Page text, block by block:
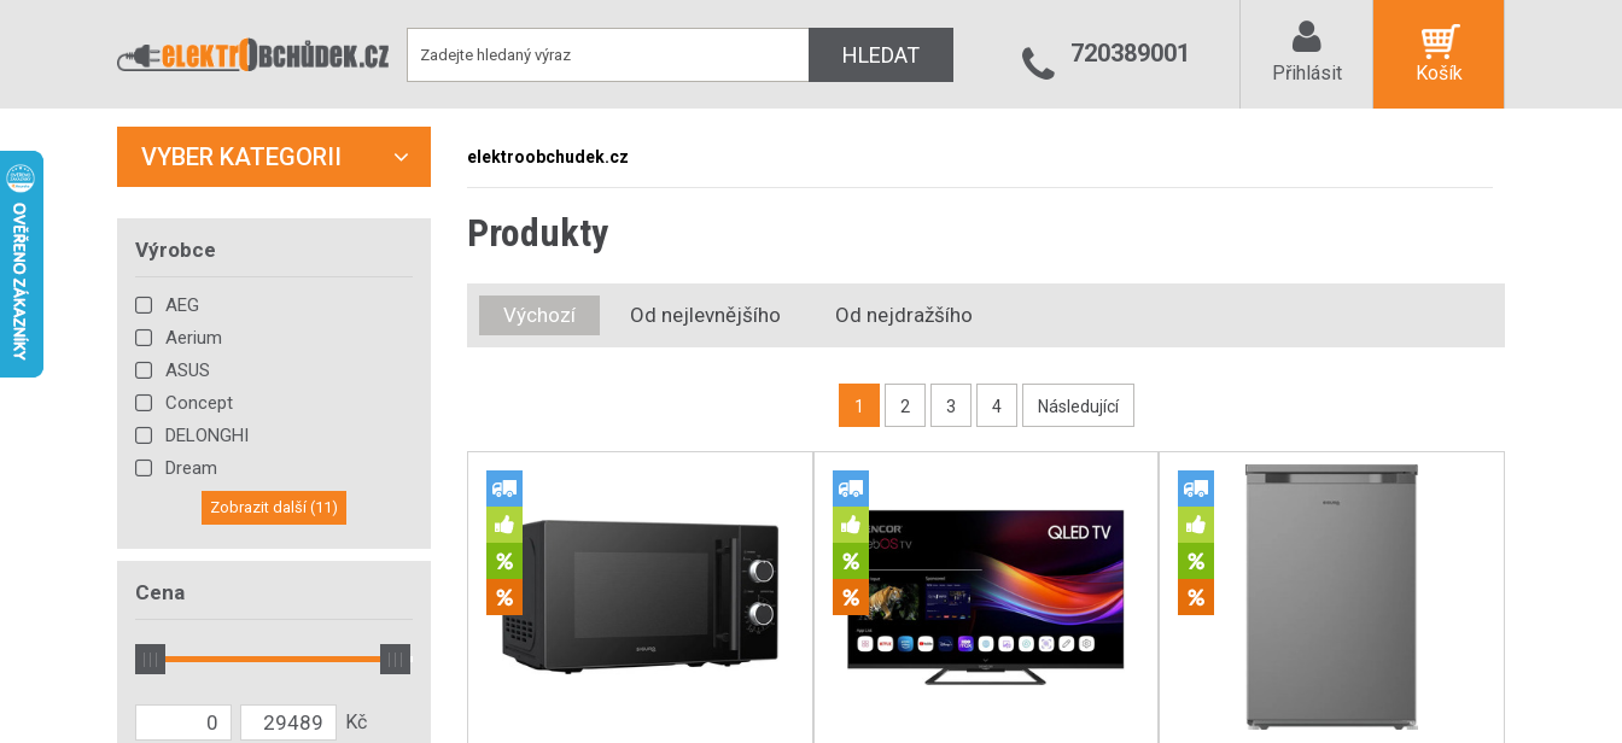
HLEDAT 720389001
Přihlásit Košík
VYBER KATEGORII elektroobchudek.cz
Výrobce
AEG
Aerium
ASUS
Concept
DELONGHI
Dream
Cena
Produkty
Výchozí Od nejlevnějšího Od nejdražšího
1 2 3 4 Následující